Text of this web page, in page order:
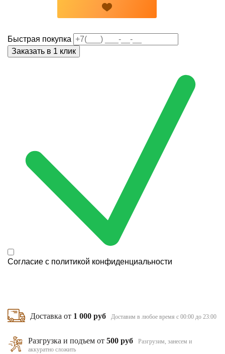
Быстрая покупка
Согласие с политикой конфиденциальности
Доставка от 1 000 руб Доставим в любое время с 00:00 до 23:00
Разгрузка и подъем от500 руб
Разгрузим, занесем и
аккуратно сложить